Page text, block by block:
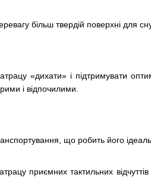
більш твердій поверхні для
«дихати» і підтримувати
і відпочилими.
що робить його
приємних тактильних відчуттів